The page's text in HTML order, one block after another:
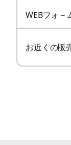
軽量設計
ーション
す。 洗練さ
材により
光学ドライブ
ビデオ・チッ
CPU内蔵(Intel
WEBフォ－
お近くの販